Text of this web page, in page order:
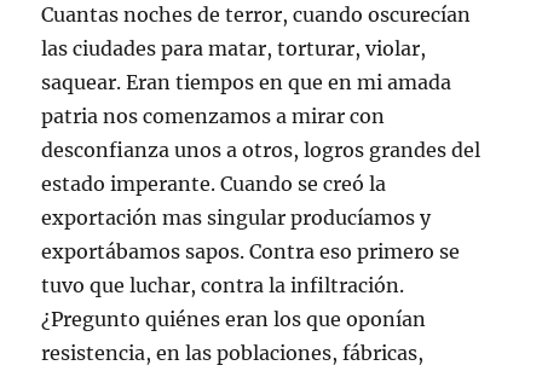
Cuantas noches de terror, cuando oscurecían
las ciudades para matar, torturar, violar,
saquear. Eran tiempos en que en mi amada
patria nos comenzamos a mirar con
desconfianza unos a otros, logros grandes del
estado imperante. Cuando se creó la
exportación mas singular producíamos y
exportábamos sapos. Contra eso primero se
tuvo que luchar, contra la infiltración.
¿Pregunto quiénes eran los que oponían
resistencia, en las poblaciones, fábricas,